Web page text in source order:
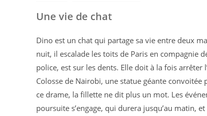
Une vie de chat
Dino est un chat qui partage sa vie entre deux
nuit, il escalade les toits de Paris en compagnie
police, est sur les dents. Elle doit à la fois
Colosse de Nairobi, une statue géante
ce drame, la fillette ne dit plus un mot. Les
poursuite s’engage, qui durera jusqu’au matin,